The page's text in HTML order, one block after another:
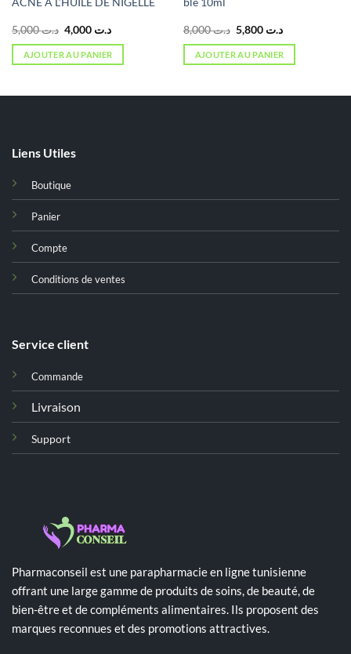
د.ت5,000
Le
prix
initial
était :
د.ت 4,000
Le
actuel
est :
AJOUTER AU PANIER
د.ت8,000
Le
prix
initial
était :
د.ت 5,800
Le
actuel
est :
AJOUTER AU PANIER
Liens Utiles
Boutique
Panier
Compte
Conditions de ventes
Service client
Commande
Livraison
Support
Pharmaconseil est une parapharmacie en ligne tunisienne
offrant une large gamme de produits de soins, de beauté, de
bien-être et de compléments alimentaires. Ils proposent des
marques reconnues et des promotions attractives.